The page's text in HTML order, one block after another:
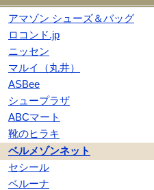
アマゾン シューズ＆バッグ
ロコンド.jp
ニッセン
マルイ（丸井）
ASBee
シュープラザ
ABCマート
靴のヒラキ
ベルメゾンネット
セシール
ベルーナ